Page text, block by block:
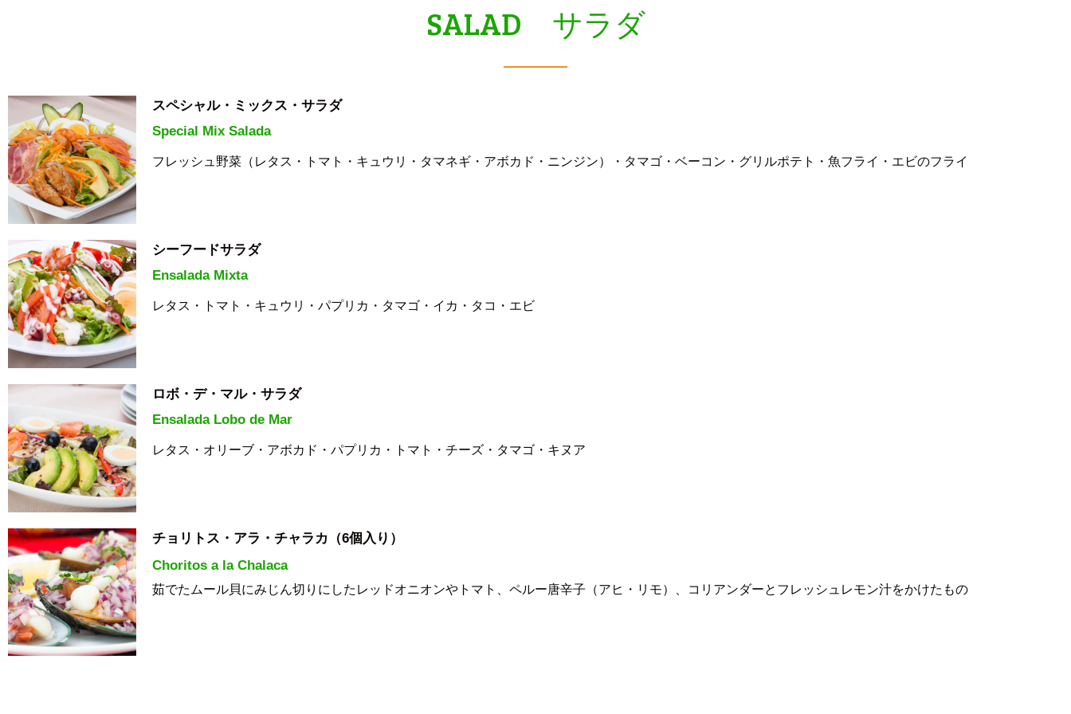
SALAD サラダ
スペシャル・ミックス・サラダ
Special Mix Salada
フレッシュ野菜（レタス・トマト・キュウリ・タマネギ・アボカド・ニンジン）・タマゴ・ベーコン・グリルポテト・魚フライ・エビのフライ
シーフードサラダ
Ensalada Mixta
レタス・トマト・キュウリ・パプリカ・タマゴ・イカ・タコ・エビ
ロボ・デ・マル・サラダ
Ensalada Lobo de Mar
レタス・オリーブ・アボカド・パプリカ・トマト・チーズ・タマゴ・キヌア
チョリトス・アラ・チャラカ（6個入り）
Choritos a la Chalaca
茹でたムール貝にみじん切りにしたレッドオニオンやトマト、ペルー唐辛子（アヒ・リモ）、コリアンダーとフレッシュレモン汁をかけたもの